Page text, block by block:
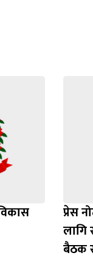
प्रेस
बैठक